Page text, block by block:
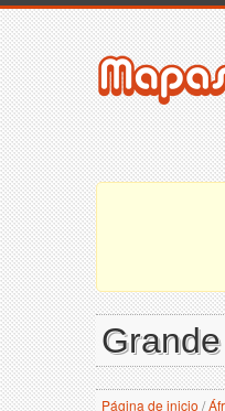
Página de inicio /